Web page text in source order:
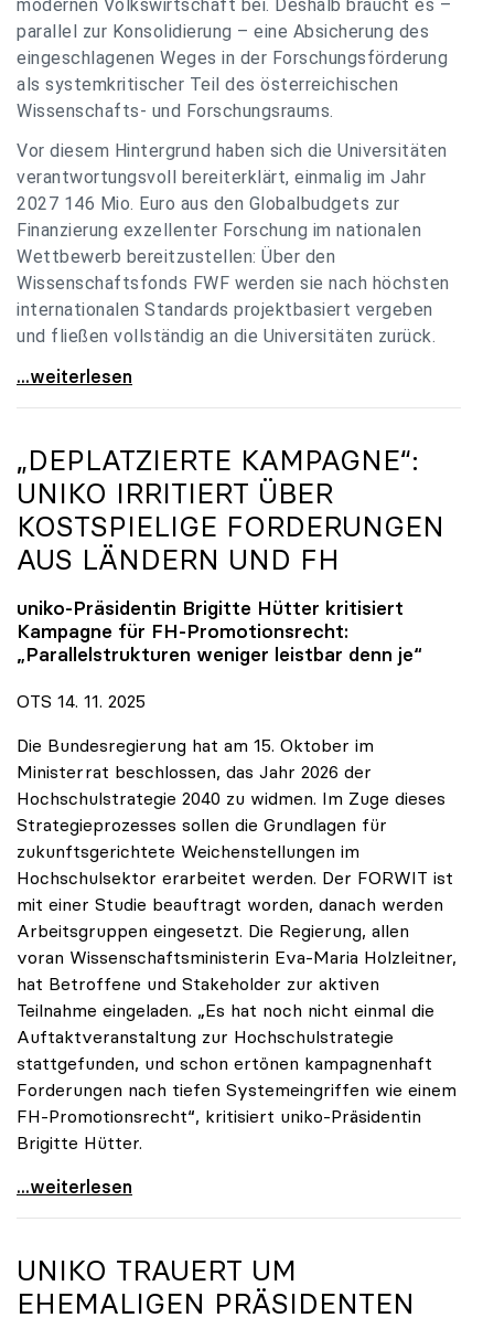
modernen Volkswirtschaft bei. Deshalb braucht es –
parallel zur Konsolidierung – eine Absicherung des
eingeschlagenen Weges in der Forschungsförderung
als systemkritischer Teil des österreichischen
Wissenschafts- und Forschungsraums.
Vor diesem Hintergrund haben sich die Universitäten
verantwortungsvoll bereiterklärt, einmalig im Jahr
2027 146 Mio. Euro aus den Globalbudgets zur
Finanzierung exzellenter Forschung im nationalen
Wettbewerb bereitzustellen: Über den
Wissenschaftsfonds FWF werden sie nach höchsten
internationalen Standards projektbasiert vergeben
und fließen vollständig an die Universitäten zurück.
Gemeinsam für einen starken Wissenschafts- und
...weiterlesen
„DEPLATZIERTE KAMPAGNE“:
UNIKO IRRITIERT ÜBER
KOSTSPIELIGE FORDERUNGEN
AUS LÄNDERN UND FH
uniko-Präsidentin Brigitte Hütter kritisiert
Kampagne für FH-Promotionsrecht:
„Parallelstrukturen weniger leistbar denn je“
OTS 14. 11. 2025
Die Bundesregierung hat am 15. Oktober im
Ministerrat beschlossen, das Jahr 2026 der
Hochschulstrategie 2040 zu widmen. Im Zuge dieses
Strategieprozesses sollen die Grundlagen für
zukunftsgerichtete Weichenstellungen im
Hochschulsektor erarbeitet werden. Der FORWIT ist
mit einer Studie beauftragt worden, danach werden
Arbeitsgruppen eingesetzt. Die Regierung, allen
voran Wissenschaftsministerin Eva-Maria Holzleitner,
hat Betroffene und Stakeholder zur aktiven
Teilnahme eingeladen. „Es hat noch nicht einmal die
Auftaktveranstaltung zur Hochschulstrategie
stattgefunden, und schon ertönen kampagnenhaft
Forderungen nach tiefen Systemeingriffen wie einem
FH-Promotionsrecht“, kritisiert uniko-Präsidentin
Brigitte Hütter.
„Deplatzierte Kampagne“: uniko irritiert über
...weiterlesen
UNIKO TRAUERT UM
EHEMALIGEN PRÄSIDENTEN